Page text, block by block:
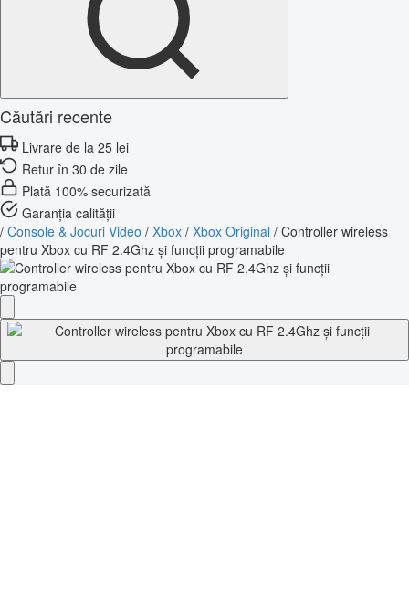
Căutări recente
Livrare de la 25 lei
Retur în 30 de zile
Plată 100% securizată
Garanția calității
/ Console & Jocuri Video / Xbox / Xbox Original / Controller wireless
pentru Xbox cu RF 2.4Ghz și funcții programabile